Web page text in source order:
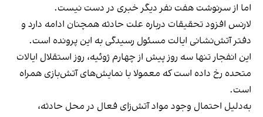
اما از سرنوشت هفت نفر دیگر خبری در دست نیست.
لارنس افزود تحقیقات درباره علت حادثه همچنان ادامه دارد و
دفتر آتش‌نشانی ایالت مسئول رسیدگی به این پرونده است.
این انفجار تنها سه روز پیش از چهارم ژوئیه، روز استقلال ایالات
متحده رخ داده است که معمولا با نمایش‌های آتش‌بازی همراه
است.
به‌دلیل احتمال وجود مواد آتش‌زای فعال در محل حادثه،